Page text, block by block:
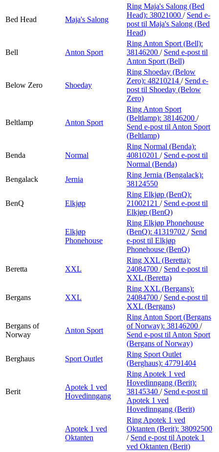
Bed Head Maja's Salong
Ring Maja's Salong (Bed
Head): 38021000 / Send e-
post til Maja's Salong (Bed
Head)
Bell Anton Sport
Ring Anton Sport (Bell):
38146200 / Send e-post til
Anton Sport (Bell)
Below Zero Shoeday
Ring Shoeday (Below
Zero): 48210214 / Send e-
post til Shoeday (Below
Zero)
Beltlamp Anton Sport
Ring Anton Sport
(Beltlamp): 38146200 /
Send e-post til Anton Sport
(Beltlamp)
Benda Normal
Ring Normal (Benda):
40810201 / Send e-post til
Normal (Benda)
Bengalack
Jernia
Ring Jernia (Bengalack):
38124550
BenQ Elkjøp
Ring Elkjøp (BenQ):
21002121 / Send e-post til
Elkjøp (BenQ)
Elkjøp
Phonehouse
Ring Elkjøp Phonehouse
(BenQ): 41319702 / Send
e-post til Elkjøp
Phonehouse (BenQ)
Beretta XXL
Ring XXL (Beretta):
24084700 / Send e-post til
XXL (Beretta)
Bergans XXL
Ring XXL (Bergans):
24084700 / Send e-post til
XXL (Bergans)
Bergans of
Norway
Anton Sport
Ring Anton Sport (Bergans
of Norway): 38146200 /
Send e-post til Anton Sport
(Bergans of Norway)
Berghaus
Sport Outlet
Ring Sport Outlet
(Berghaus): 47791404
Berit
Apotek 1 ved
Hovedinngang
Ring Apotek 1 ved
Hovedinngang (Berit):
38145340 / Send e-post til
Apotek 1 ved
Hovedinngang (Berit)
Apotek 1 ved
Oktanten
Ring Apotek 1 ved
Oktanten (Berit): 38092500
/ Send e-post til Apotek 1
ved Oktanten (Berit)